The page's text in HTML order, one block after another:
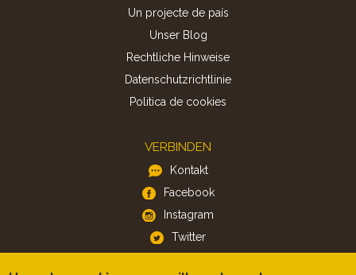
Un projecte de país
Unser Blog
Rechtliche Hinweise
Datenschutzrichtlinie
Politica de cookies
VERBINDEN
Kontakt
Facebook
Instagram
Twitter